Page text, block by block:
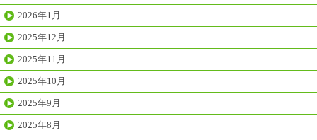
2026年1月
2025年12月
2025年11月
2025年10月
2025年9月
2025年8月